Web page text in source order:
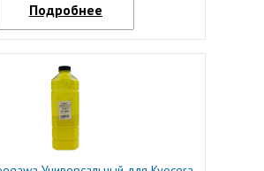
Подробнее